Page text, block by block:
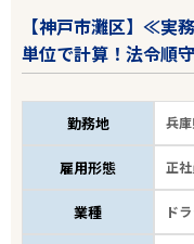
【神戸市灘区】≪実
単位で計算！法令順
勤務地 兵
雇用形態 正
業種 ド